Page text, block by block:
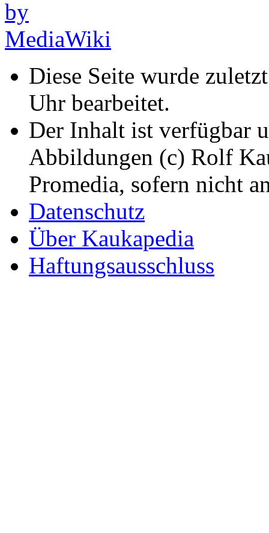
Diese Seite wurde
Uhr bearbeitet.
Der Inhalt ist verfügbar
Abbildungen (c) Rolf
Promedia, sofern nicht
Datenschutz
Über Kaukapedia
Haftungsausschluss